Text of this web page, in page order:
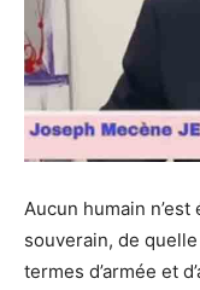
Aucun humain
souverain, de
termes d’armée et